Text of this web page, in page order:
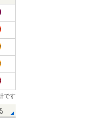
です